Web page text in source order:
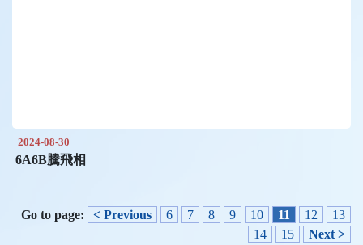
2024-08-30
6A6B騰飛相
Go to page: < Previous 6 7 8 9 10 11 12
13
14
15 Next >